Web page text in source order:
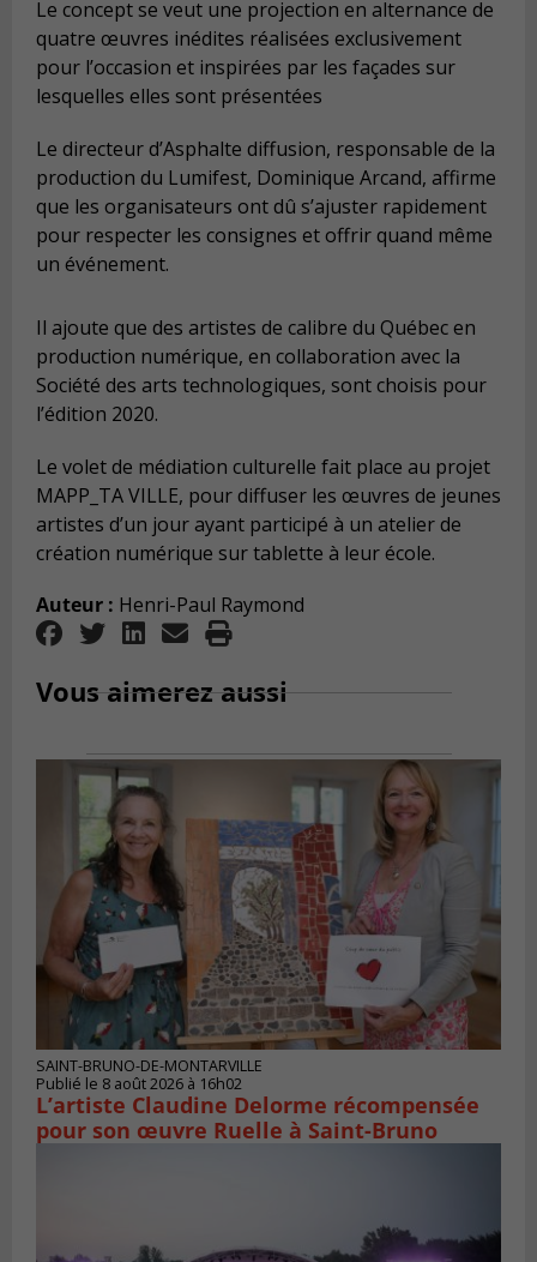
Le concept se veut une projection en alternance de
quatre œuvres inédites réalisées exclusivement
pour l’occasion et inspirées par les façades sur
lesquelles elles sont présentées
Le directeur d’Asphalte diffusion, responsable de la
production du Lumifest, Dominique Arcand, affirme
que les organisateurs ont dû s’ajuster rapidement
pour respecter les consignes et offrir quand même
un événement.
Il ajoute que des artistes de calibre du Québec en
production numérique, en collaboration avec la
Société des arts technologiques, sont choisis pour
l’édition 2020.
Le volet de médiation culturelle fait place au projet
MAPP_TA VILLE, pour diffuser les œuvres de jeunes
artistes d’un jour ayant participé à un atelier de
création numérique sur tablette à leur école.
Auteur : Henri-Paul Raymond
Vous aimerez aussi
SAINT-BRUNO-DE-MONTARVILLE
Publié le 8 août 2026 à 16h02
L’artiste Claudine Delorme récompensée
pour son œuvre Ruelle à Saint-Bruno